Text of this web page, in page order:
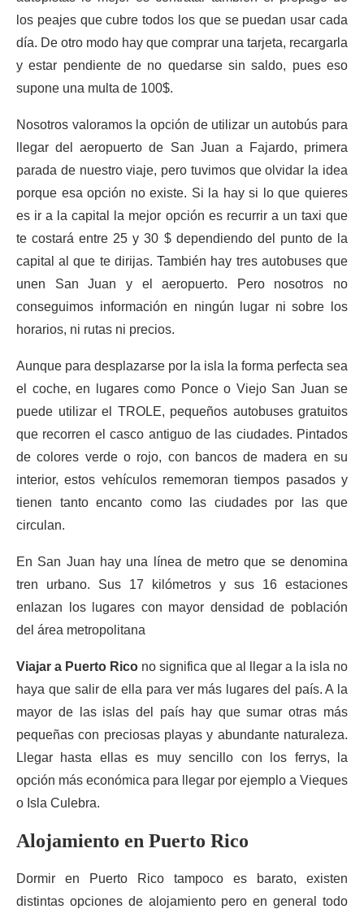
los peajes que cubre todos los que se puedan usar cada
día. De otro modo hay que comprar una tarjeta, recargarla
y estar pendiente de no quedarse sin saldo, pues eso
supone una multa de 100$.
Nosotros valoramos la opción de utilizar un autobús para
llegar del aeropuerto de San Juan a Fajardo, primera
parada de nuestro viaje, pero tuvimos que olvidar la idea
porque esa opción no existe. Si la hay si lo que quieres
es ir a la capital la mejor opción es recurrir a un taxi que
te costará entre 25 y 30 $ dependiendo del punto de la
capital al que te dirijas. También hay tres autobuses que
unen San Juan y el aeropuerto. Pero nosotros no
conseguimos información en ningún lugar ni sobre los
horarios, ni rutas ni precios.
Aunque para desplazarse por la isla la forma perfecta sea
el coche, en lugares como Ponce o Viejo San Juan se
puede utilizar el TROLE, pequeños autobuses gratuitos
que recorren el casco antiguo de las ciudades. Pintados
de colores verde o rojo, con bancos de madera en su
interior, estos vehículos rememoran tiempos pasados y
tienen tanto encanto como las ciudades por las que
circulan.
En San Juan hay una línea de metro que se denomina
tren urbano. Sus 17 kilómetros y sus 16 estaciones
enlazan los lugares con mayor densidad de población
del área metropolitana
Viajar a Puerto Rico no significa que al llegar a la isla no
haya que salir de ella para ver más lugares del país. A la
mayor de las islas del país hay que sumar otras más
pequeñas con preciosas playas y abundante naturaleza.
Llegar hasta ellas es muy sencillo con los ferrys, la
opción más económica para llegar por ejemplo a Vieques
o Isla Culebra.
Alojamiento en Puerto Rico
Dormir en Puerto Rico tampoco es barato, existen
distintas opciones de alojamiento pero en general todo